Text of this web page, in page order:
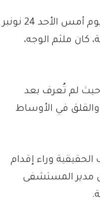
تعرض مدير مستشفى سانية الرمل بتطوان الدكتورمحمد لحفاوي، يوم أمس الأحد 24 نونبر
كان ملثم الوجه،
لم تُعرف بعد
والقلق في الأوساط
وراء إقدام
مدير المستشفى